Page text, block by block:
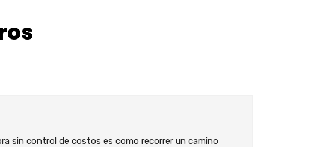
sin control de costos es como recorrer un camino